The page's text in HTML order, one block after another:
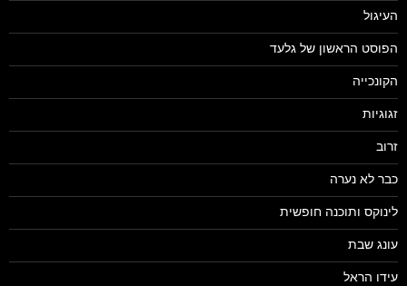
העיגול
הפוסט הראשון של גלעד
הקונכייה
זגוגיות
זרוב
כבר לא נערה
לינוקס ותוכנה חופשית
עונג שבת
עידו הראל